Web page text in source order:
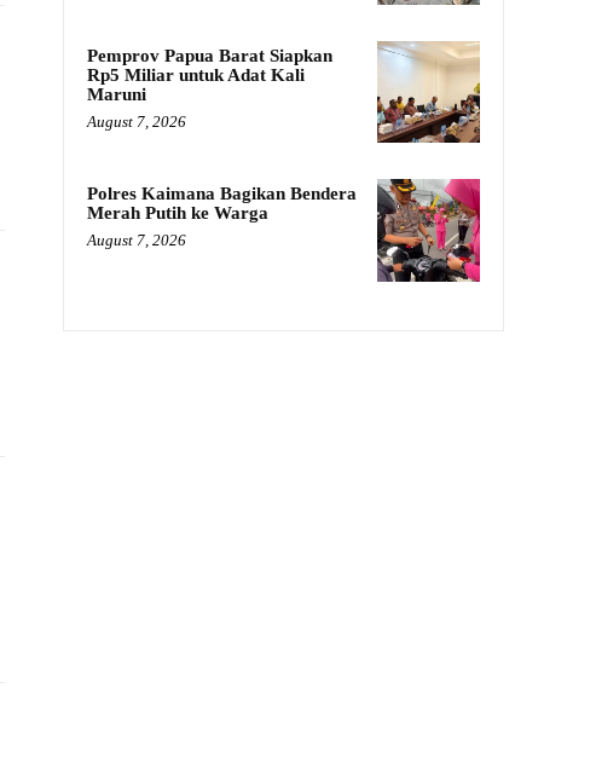
Pemprov Papua Barat Siapkan
Rp5 Miliar untuk Adat Kali
Maruni
August 7, 2026
Polres Kaimana Bagikan Bendera
Merah Putih ke Warga
August 7, 2026